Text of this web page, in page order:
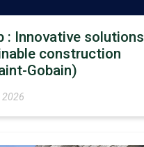
: Innovative solutions
construction
Gobain)